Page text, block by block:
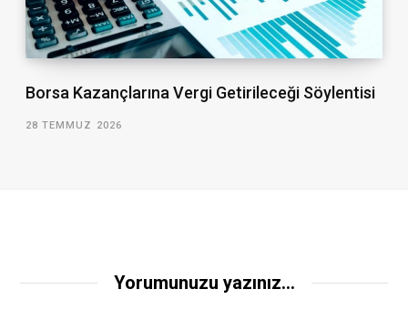
Borsa Kazançlarına Vergi Getirileceği Söylentisi
28 TEMMUZ 2026
Yorumunuzu yazınız...